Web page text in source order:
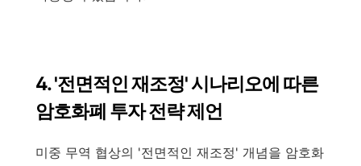
4. '전면적인 재조정' 시나리오에 따른
암호화폐 투자 전략 제언
미중 무역 협상의 '전면적인 재조정' 개념을 암호화